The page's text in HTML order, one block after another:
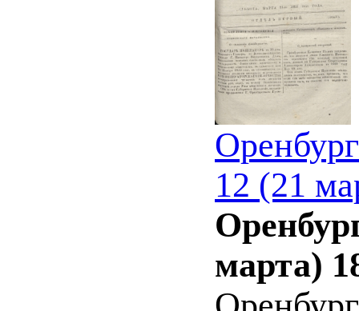
12 (21
марта)